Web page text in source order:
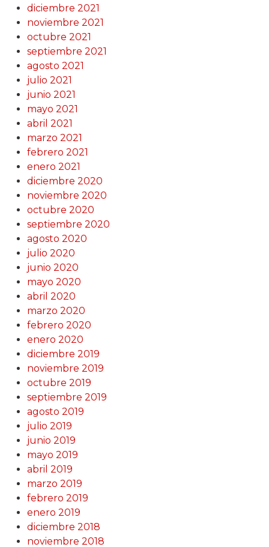
diciembre 2021
noviembre 2021
octubre 2021
septiembre 2021
agosto 2021
julio 2021
junio 2021
mayo 2021
abril 2021
marzo 2021
febrero 2021
enero 2021
diciembre 2020
noviembre 2020
octubre 2020
septiembre 2020
agosto 2020
julio 2020
junio 2020
mayo 2020
abril 2020
marzo 2020
febrero 2020
enero 2020
diciembre 2019
noviembre 2019
octubre 2019
septiembre 2019
agosto 2019
julio 2019
junio 2019
mayo 2019
abril 2019
marzo 2019
febrero 2019
enero 2019
diciembre 2018
noviembre 2018